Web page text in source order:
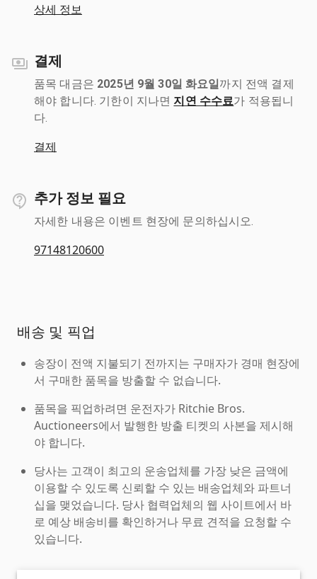
상세 정보
결제
품목 대금은 2025년 9월 30일 화요일까지 전액 결제
해야 합니다. 기한이 지나면 지연 수수료가 적용됩니
다.
결제
추가 정보 필요
자세한 내용은 이벤트 현장에 문의하십시오.
97148120600
배송 및 픽업
송장이 전액 지불되기 전까지는 구매자가 경매 현장에
서 구매한 품목을 방출할 수 없습니다.
품목을 픽업하려면 운전자가 Ritchie Bros.
Auctioneers에서 발행한 방출 티켓의 사본을 제시해
야 합니다.
당사는 고객이 최고의 운송업체를 가장 낮은 금액에
이용할 수 있도록 신뢰할 수 있는 배송업체와 파트너
십을 맺었습니다. 당사 협력업체의 웹 사이트에서 바
로 예상 배송비를 확인하거나 무료 견적을 요청할 수
있습니다.